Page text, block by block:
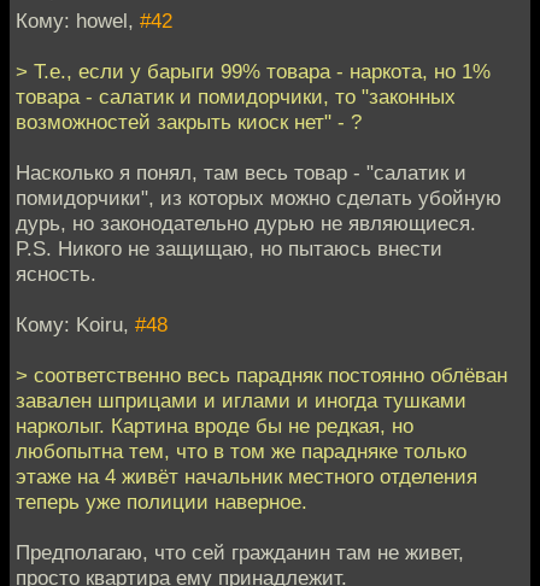
Кому: howel, #42
> Т.е., если у барыги 99% товара - наркота, но 1%
товара - салатик и помидорчики, то "законных
возможностей закрыть киоск нет" - ?
Насколько я понял, там весь товар - "салатик и
помидорчики", из которых можно сделать убойную
дурь, но законодательно дурью не являющиеся.
P.S. Никого не защищаю, но пытаюсь внести
ясность.
Кому: Koiru, #48
> соответственно весь парадняк постоянно облёван
завален шприцами и иглами и иногда тушками
нарколыг. Картина вроде бы не редкая, но
любопытна тем, что в том же парадняке только
этаже на 4 живёт начальник местного отделения
теперь уже полиции наверное.
Предполагаю, что сей гражданин там не живет,
просто квартира ему принадлежит.